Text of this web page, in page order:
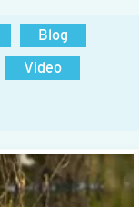
Blog
Video